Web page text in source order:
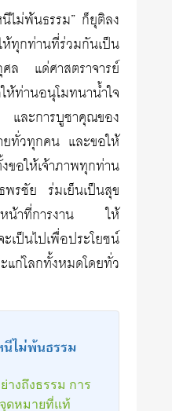
ไม่พ้นธรรม” ก็ยุติลง
กท่านที่ร่วมกันเป็น
ล แด่ศาสตราจารย์
ท่านอนุโมทนาน้ำใจ
ละการบูชาคุณของ
ทั่วทุกคน และขอให้
อให้เจ้าภาพทุกท่าน
พรชัย ร่มเย็นเป็นสุข
หน้าที่การงาน ให้
นไปเพื่อประโยชน์
ก่โลกทั้งหมดโดยทั่ว
ไม่พ้นธรรม
งถึงธรรม การ
ดหมายที่แท้